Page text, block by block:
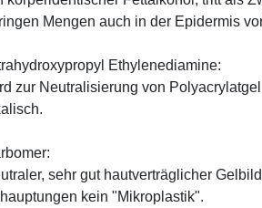
Mengen auch in der Epidermis
Ethylenediamine:
zur Neutralisierung von
sehr gut hautverträglicher
kein "Mikroplastik".